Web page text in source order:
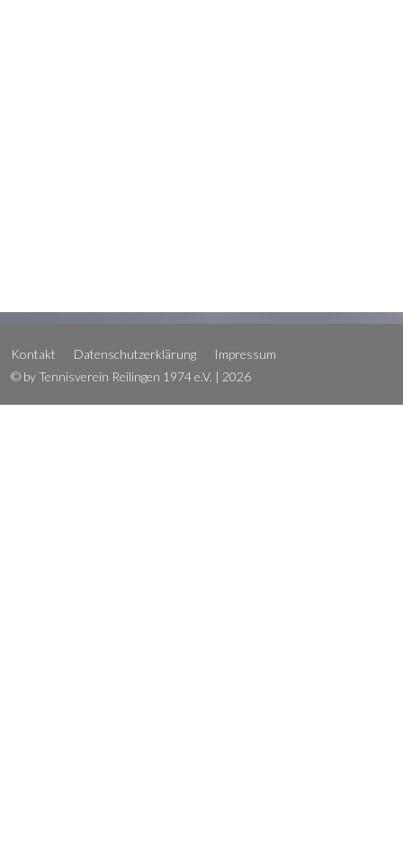
Kontakt Datenschutzerklärung
Impressum
© by Tennisverein Reilingen 1974 e.V. | 2026